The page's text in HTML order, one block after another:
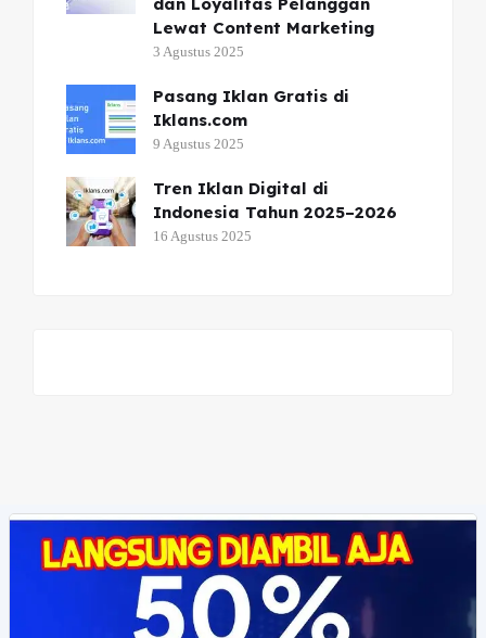
Lewat Content Marketing
3 Agustus 2025
Pasang Iklan Gratis di
Iklans.com
9 Agustus 2025
Tren Iklan Digital di
Indonesia Tahun 2025–2026
16 Agustus 2025